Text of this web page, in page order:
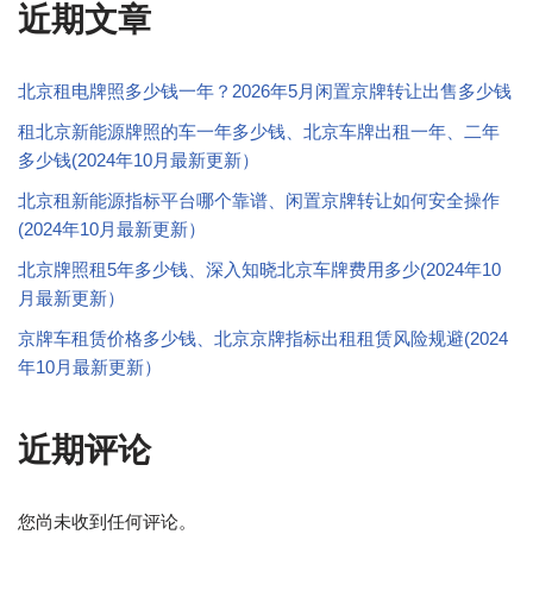
近期文章
北京租电牌照多少钱一年？2026年5月闲置京牌转让出售多少钱
租北京新能源牌照的车一年多少钱、北京车牌出租一年、二年
多少钱(2024年10月最新更新）
北京租新能源指标平台哪个靠谱、闲置京牌转让如何安全操作
(2024年10月最新更新）
北京牌照租5年多少钱、深入知晓北京车牌费用多少(2024年10
月最新更新）
京牌车租赁价格多少钱、北京京牌指标出租租赁风险规避(2024
年10月最新更新）
近期评论
您尚未收到任何评论。